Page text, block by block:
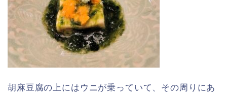
胡麻豆腐の上にはウニが乗っていて、その周りにあ